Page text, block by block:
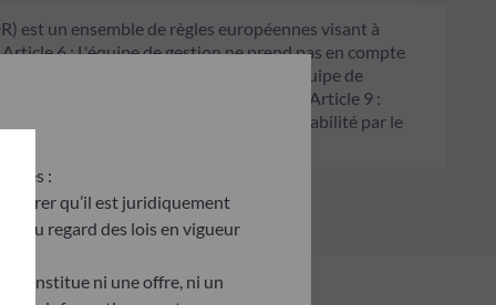
est un ensemble de règles européennes visant à
6 : L'équipe de gestion ne prend pas en compte
d'investissement. Article 8 : L'équipe de
de décision d'investissement. Article 9 :
écologique, et traite les risques de durabilité par le
:
qu’il est juridiquement
au regard des lois en vigueur
constitue ni une offre, ni un